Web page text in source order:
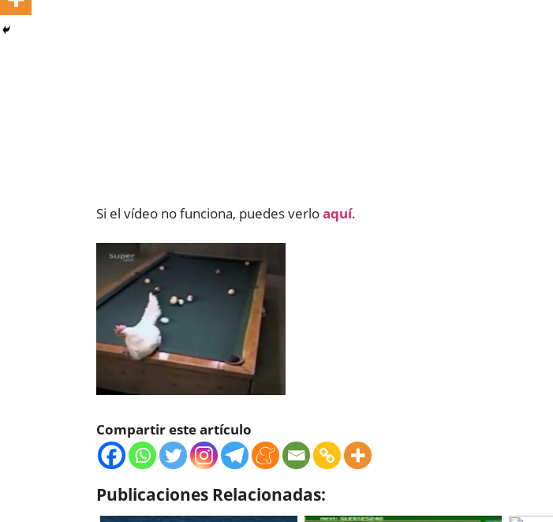
Si el vídeo no funciona, puedes verloaquí.
Compartir este artículo
Publicaciones Relacionadas: